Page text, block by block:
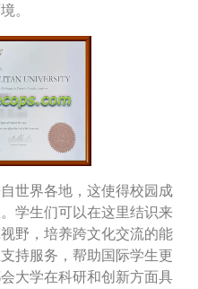
。
世界各地，这使得校园成
学生们可以在这里结识来
野，培养跨文化交流的能
持服务，帮助国际学生更
大学在科研和创新方面具